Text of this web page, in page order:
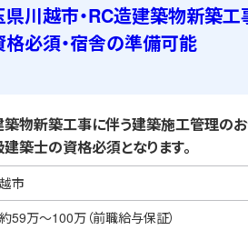
士 一級建築士 宿舎あり
県川越市・RC造建築物新築
必須・宿舎の準備可能
物新築工事に伴う建築施工管理のお
築士の資格必須となります。
市
59万～100万（前職給与保証）